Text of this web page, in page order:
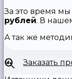
За это время
рублей. В
А так же
Заказать